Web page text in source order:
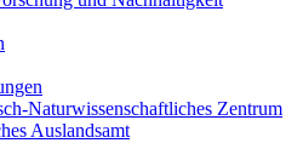
Naturwissenschaftliches Zentrum
Auslandsamt